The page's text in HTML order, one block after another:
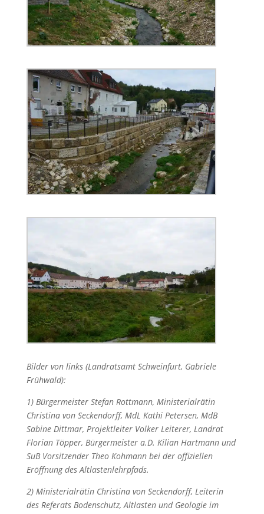
Bilder von links (Landratsamt Schweinfurt, Gabriele
Frühwald):
1) Bürgermeister Stefan Rottmann, Ministerialrätin
Christina von Seckendorff, MdL Kathi Petersen, MdB
Sabine Dittmar, Projektleiter Volker Leiterer, Landrat
Florian Töpper, Bürgermeister a.D. Kilian Hartmann und
SuB Vorsitzender Theo Kohmann bei der offiziellen
Eröffnung des Altlastenlehrpfads.
2) Ministerialrätin Christina von Seckendorff, Leiterin
des Referats Bodenschutz, Altlasten und Geologie im